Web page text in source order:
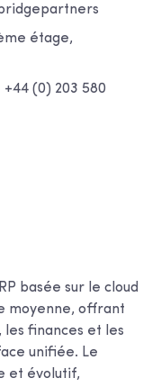
étage,
(0) 203 580
basée sur le cloud
moyenne, offrant
finances et les
unifiée. Le
et évolutif,